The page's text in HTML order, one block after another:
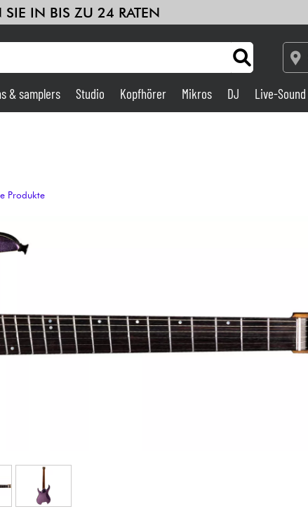
SIE IN BIS ZU 24 RATEN
Bundle
Sehen Sie sich unsere Marken an
& samplers Studio Kopfhörer Mikros DJ Live-Sound
Produkte